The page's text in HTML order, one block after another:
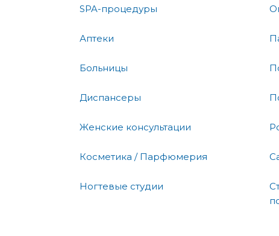
SPA-процедуры
Аптеки
Больницы
Диспансеры
Женские консультации
Косметика / Парфюмерия
Ногтевые студии